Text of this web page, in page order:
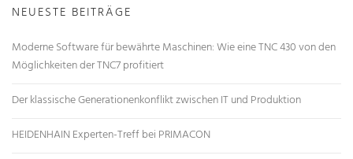
NEUESTE BEITRÄGE
Moderne Software für bewährte Maschinen: Wie eine TNC 430 von den
Möglichkeiten der TNC7 profitiert
Der klassische Generationenkonflikt zwischen IT und Produktion
HEIDENHAIN Experten-Treff bei PRIMACON